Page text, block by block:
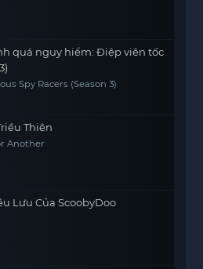
quá nguy hiểm: Điệp viên tốc
Spy Racers (Season 3)
Thiên
Another
Lưu Của ScoobyDoo